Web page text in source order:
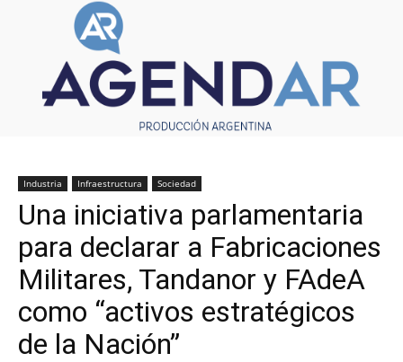
Industria Infraestructura Sociedad
Una iniciativa parlamentaria
para declarar a Fabricaciones
Militares, Tandanor y FAdeA
como “activos estratégicos
de la Nación”